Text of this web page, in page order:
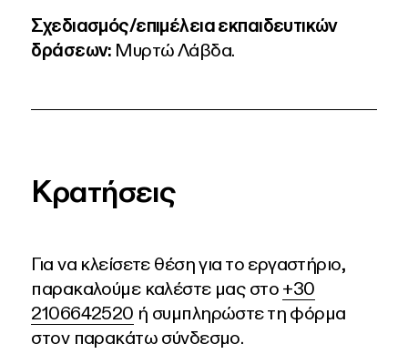
Σχεδιασμός/επιμέλεια εκπαιδευτικών
δράσεων: Μυρτώ Λάβδα.
Κρατήσεις
Για να κλείσετε θέση για το εργαστήριο,
παρακαλούμε καλέστε μας στο+30
2106642520 ή συμπληρώστε τη φόρμα
στον παρακάτω σύνδεσμο.